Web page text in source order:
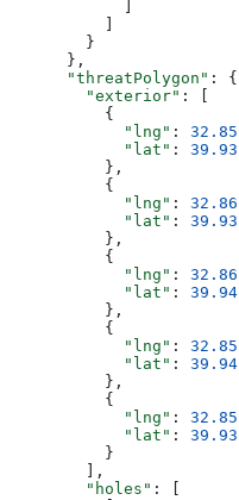
        }
      },
      "threatPolygon"
: {
        "exterior"
: [
          {
            "lng"
: 32.85
            "lat"
: 39.93
          },
          {
            "lng"
: 32.86
            "lat"
: 39.93
          },
          {
            "lng"
: 32.86
            "lat"
: 39.94
          },
          {
            "lng"
: 32.85
            "lat"
: 39.94
          },
          {
            "lng"
: 32.85
            "lat"
: 39.93
          }
        ],
        "holes"
: [